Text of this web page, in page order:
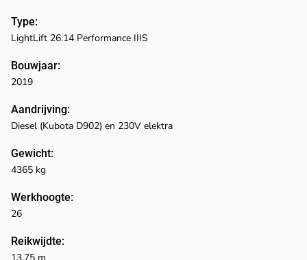
Type:
Bouwjaar:
Aandrijving:
Gewicht:
Werkhoogte:
Reikwijdte:
LightLift 26.14 Performance IIIS
2019
Diesel (Kubota D902) en 230V elektra
4365 kg
26